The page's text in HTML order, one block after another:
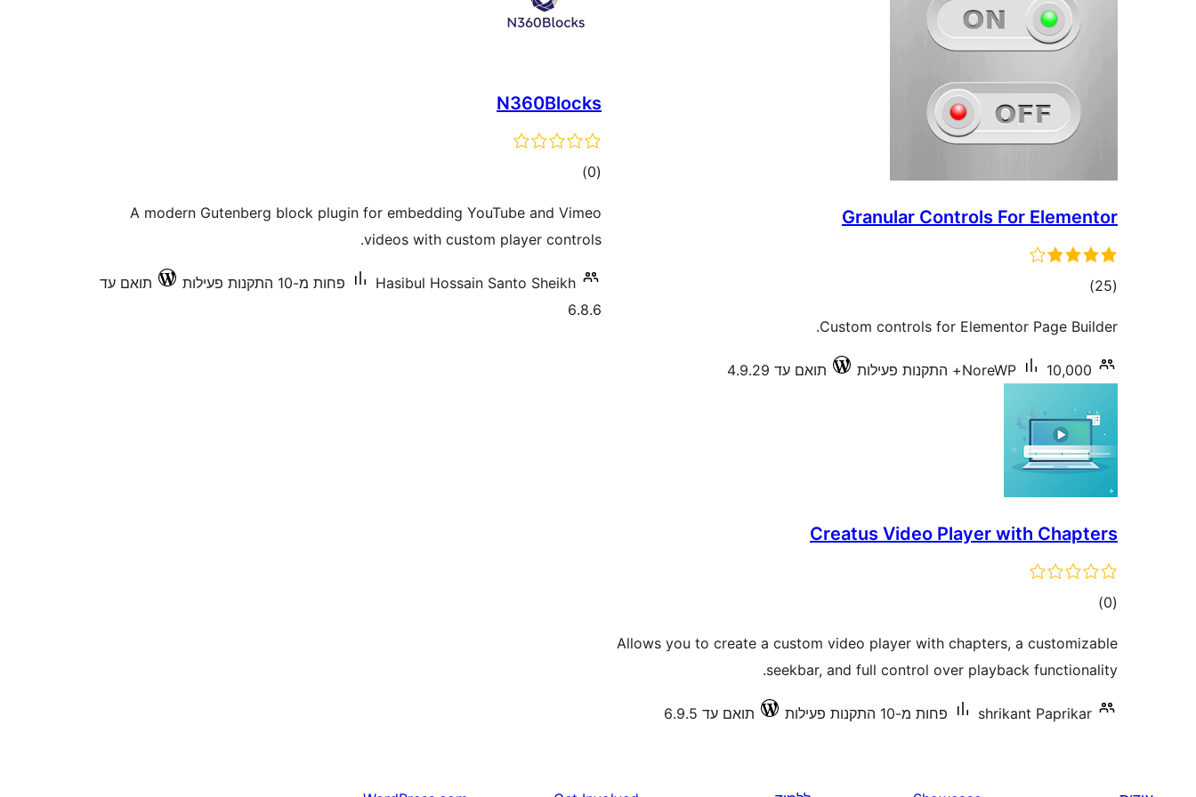
Granular Controls For Elementor
(25 דרוגים)
Custom controls for Elementor Page Builder.
NoreWP 10,000+ התקנות פעילות תואם עד 4.9.29
N360Blocks
(0 דרוגים)
A modern Gutenberg block plugin for embedding YouTube and Vimeo
videos with custom player controls.
Hasibul Hossain Santo Sheikh פחות מ-10 התקנות פעילות
תואם עד
6.8.6
Creatus Video Player with Chapters
(0 דרוגים)
Allows you to create a custom video player with chapters, a customizable
seekbar, and full control over playback functionality.
shrikant Paprikar פחות מ-10 התקנות פעילות תואם עד 6.9.5